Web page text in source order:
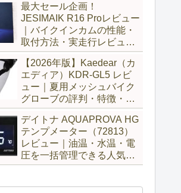
最大セール企画！
JESIMAIK R16 Proレビュー
｜バイクインカムの性能・
取付方法・実走行レビュー
とH6比較
【2026年版】Kaedear（カ
エディア）KDR-GL5 レビ
ュー｜夏用メッシュバイク
グローブの評判・特徴・サ
イズ感を徹底解説
デイトナ AQUAPROVA HG
テンプメーター（72813）
レビュー｜油温・水温・電
圧を一括管理できる人気メ
ーターを徹底評価